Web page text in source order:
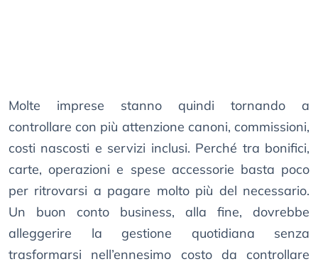
Molte imprese stanno quindi tornando a
controllare con più attenzione canoni, commissioni,
costi nascosti e servizi inclusi. Perché tra bonifici,
carte, operazioni e spese accessorie basta poco
per ritrovarsi a pagare molto più del necessario.
Un buon conto business, alla fine, dovrebbe
alleggerire la gestione quotidiana senza
trasformarsi nell’ennesimo costo da controllare